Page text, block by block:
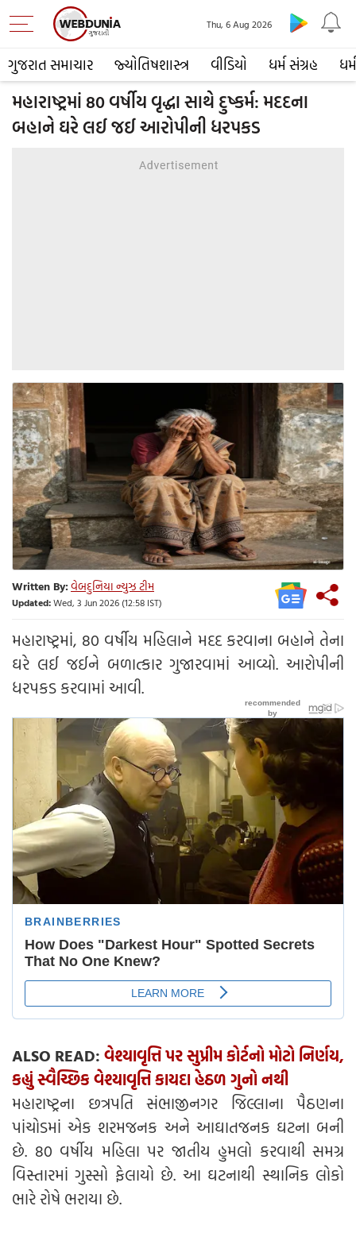
ગુજરાત સમાચાર જ્યોતિષશાસ્ત્ર વીડિયો ધર્મ સંગ્રહ ધર્મ
Thu, 6 Aug 2026
મહારાષ્ટ્રમાં 80 વર્ષીય વૃદ્ધા સાથે દુષ્કર્મ: મદદના
બહાને ઘરે લઈ જઈ આરોપીની ધરપકડ
Written By:વેબદુનિયા ન્યુઝ ટીમ
Updated:Wed, 3 Jun 2026 (12:58 IST)
મહારાષ્ટ્રમાં, 80 વર્ષીય મહિલાને મદદ કરવાના બહાને તેના
ઘરે લઈ જઈને બળાત્કાર ગુજારવામાં આવ્યો. આરોપીની
ધરપકડ કરવામાં આવી.
ALSO READ: વેશ્યાવૃત્તિ પર સુપ્રીમ કોર્ટનો મોટો નિર્ણય,
કહ્યું સ્વૈચ્છિક વેશ્યાવૃત્તિ કાયદા હેઠળ ગુનો નથી
મહારાષ્ટ્રના છત્રપતિ સંભાજીનગર જિલ્લાના પૈઠણના
પાંચોડમાં એક શરમજનક અને આઘાતજનક ઘટના બની
છે. 80 વર્ષીય મહિલા પર જાતીય હુમલો કરવાથી સમગ્ર
વિસ્તારમાં ગુસ્સો ફેલાયો છે. આ ઘટનાથી સ્થાનિક લોકો
ભારે રોષે ભરાયા છે.